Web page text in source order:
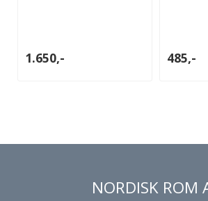
1.650,- 485,-
NORDISK ROM